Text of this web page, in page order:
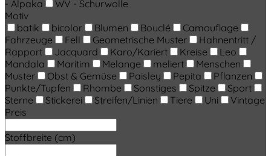
- Alpaka
WV - Schurwolle
Motiv
batik
bicolor Blumen Bouclé
Camouflage
Fahrzeuge
Fell Geometrische Muster
Hahnentritt /
Rapport
Jacquard Karo/Kariert Kreise
Leo
Mandala
Maritim Melange meliert
Menschen
Muster
Obst & Gemüse Paisley Pepita
Pflanzen
Punkte/Tupfen
Rhombe Sonstiges Spitze
Sport
Sterne
Stickerei Streifen/Linien Tiere Uni
Vintage
Preis
Stoffbreite (cm)